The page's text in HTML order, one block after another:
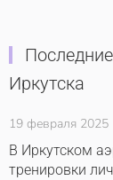
Иркутска
19 февраля 2025
В Иркутском
тренировки